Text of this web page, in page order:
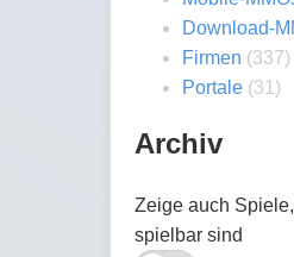
Download-
Firmen (337)
Portale (31)
Archiv
Zeige auch
spielbar sind